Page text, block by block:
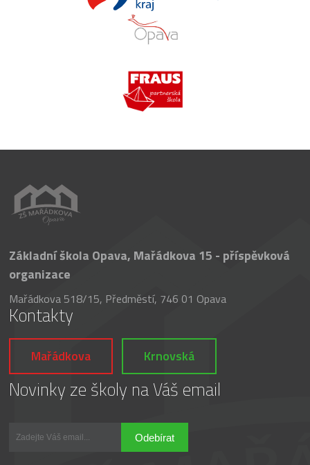
Základní škola Opava, Mařádkova 15 - příspěvková
organizace
Mařádkova 518/15, Předměstí, 746 01 Opava
Kontakty
Mařádkova Krnovská
Novinky ze školy na Váš email
Odebírat